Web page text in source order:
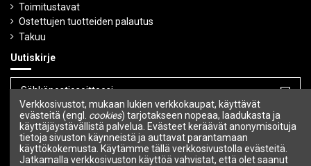
Toimitustavat
Ostettujen tuotteiden palautus
Takuu
Uutiskirje
Voit peruuttaa tilauksen milloin tahansa.
Seuraa meitä
Verkkosivustot, mukaan lukien verkkokaupat, käyttävät
evästeitä (engl. cookies) tarjotakseen nopeaa, laadukasta ja
käyttäjäystävällistä palvelua. Evästeet keräävät anonymisoituja
tietoja sivuston käynneistä ja auttavat parantamaan
käyttökokemusta. Käytämme tällä verkkosivustolla evästeitä.
Jatkamalla verkkosivuston käyttöä vahvistat, että olet saanut